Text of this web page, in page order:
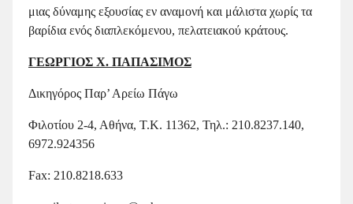
μιας δύναμης εξουσίας εν αναμονή και μάλιστα χωρίς τα
βαρίδια ενός διαπλεκόμενου, πελατειακού κράτους.
ΓΕΩΡΓΙΟΣ Χ. ΠΑΠΑΣΙΜΟΣ
Δικηγόρος Παρ’ Αρείω Πάγω
Φιλοτίου 2-4, Αθήνα, Τ.Κ. 11362, Τηλ.: 210.8237.140,
6972.924356
Fax: 210.8218.633